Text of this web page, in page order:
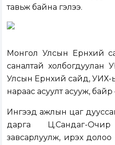
тавьж байна гэлээ.
Монгол Улсын Ерөнхий
саналтай
Улсын Ерөнхий сайд,
нараас асуулт асууж,
Ингээд ажлын цаг
дарга Ц.Сандаг-
завсарлуулж, ирэх